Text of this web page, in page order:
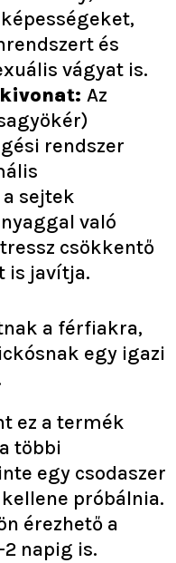
és
vágyat is.
Az
rendszer
sejtek
való
csökkentő
is javítja.
a férfiakra,
egy igazi
ez a termék
többi
egy csodaszer
próbálnia.
érezhető a
napig is.